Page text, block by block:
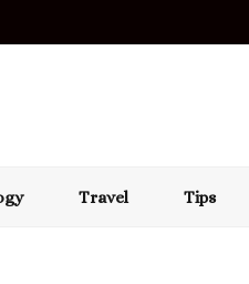
Travel Tips